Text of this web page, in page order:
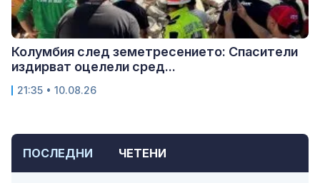
ПОСЛЕДНИ ЧЕТЕНИ
Колумбия след земетресението: Спасители
издирват оцелели сред...
21:35 • 10.08.26